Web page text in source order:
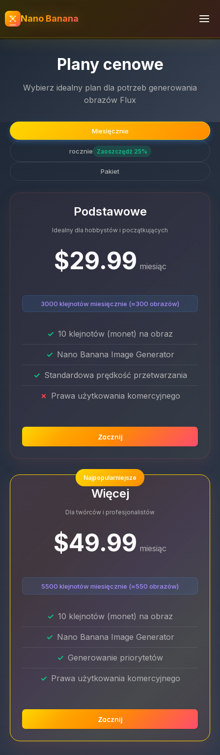
Nano Banana
Plany cenowe
Wybierz idealny plan dla potrzeb generowania
obrazów Flux
Miesięcznie
rocznie Zaoszczędź 25%
Pakiet
Podstawowe
Idealny dla hobbystów i początkujących
$29.99 miesiąc
3000 klejnotów miesięcznie (≈300 obrazów)
10 klejnotów (monet) na obraz
Nano Banana Image Generator
Standardowa prędkość przetwarzania
Prawa użytkowania komercyjnego
Zacznij
Najpopularniejsze
Więcej
Dla twórców i profesjonalistów
$49.99 miesiąc
5500 klejnotów miesięcznie (≈550 obrazów)
10 klejnotów (monet) na obraz
Nano Banana Image Generator
Generowanie priorytetów
Prawa użytkowania komercyjnego
Zacznij